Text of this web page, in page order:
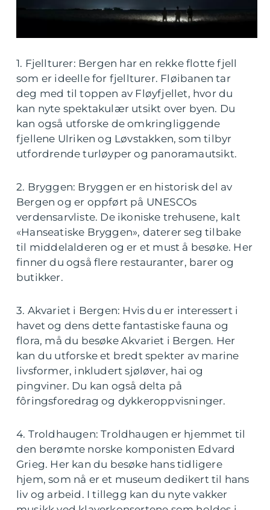
1. Fjellturer: Bergen har en rekke flotte fjell
som er ideelle for fjellturer. Fløibanen tar
deg med til toppen av Fløyfjellet, hvor du
kan nyte spektakulær utsikt over byen. Du
kan også utforske de omkringliggende
fjellene Ulriken og Løvstakken, som tilbyr
utfordrende turløyper og panoramautsikt.
2. Bryggen: Bryggen er en historisk del av
Bergen og er oppført på UNESCOs
verdensarvliste. De ikoniske trehusene, kalt
«Hanseatiske Bryggen», daterer seg tilbake
til middelalderen og er et must å besøke. Her
finner du også flere restauranter, barer og
butikker.
3. Akvariet i Bergen: Hvis du er interessert i
havet og dens dette fantastiske fauna og
flora, må du besøke Akvariet i Bergen. Her
kan du utforske et bredt spekter av marine
livsformer, inkludert sjøløver, hai og
pingviner. Du kan også delta på
fôringsforedrag og dykkeroppvisninger.
4. Troldhaugen: Troldhaugen er hjemmet til
den berømte norske komponisten Edvard
Grieg. Her kan du besøke hans tidligere
hjem, som nå er et museum dedikert til hans
liv og arbeid. I tillegg kan du nyte vakker